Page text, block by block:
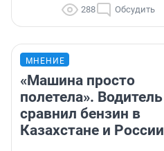
288 Обсудить
МНЕНИЕ
«Машина просто
полетела». Водитель
сравнил бензин в
Казахстане и России